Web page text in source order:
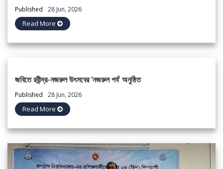
Published 28 Jun, 2026
Read More
জবিতে রবীন্দ্র-নজরুল উৎসবের ‘নজরুল পর্ব’ অনুষ্ঠিত
Published 28 Jun, 2026
Read More